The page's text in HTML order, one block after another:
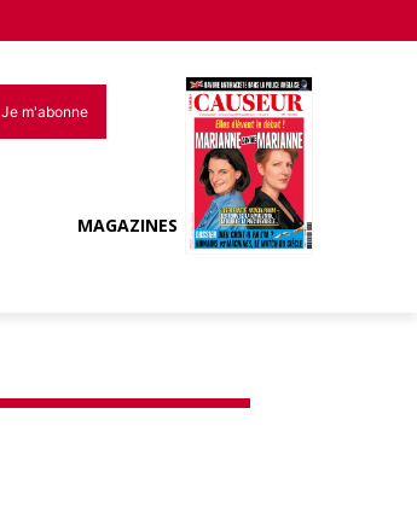
Je m'abonne
MAGAZINES